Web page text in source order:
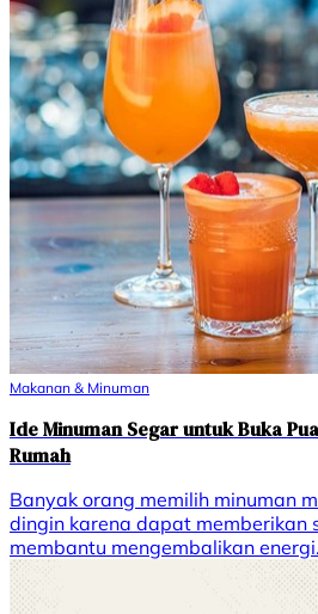
Makanan & Minuman
Ide Minuman Segar untuk Buka
Rumah
Banyak orang memilih minuman
dingin karena dapat memberikan
membantu mengembalikan energi.